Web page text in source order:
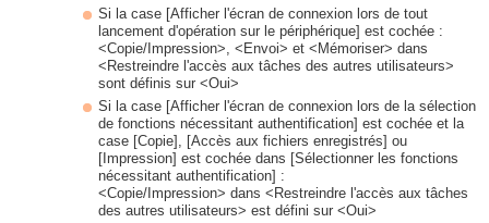
Si la case [Afficher l'écran de connexion lors de tout
lancement d'opération sur le périphérique] est cochée :
<Copie/Impression>, <Envoi> et <Mémoriser> dans
<Restreindre l'accès aux tâches des autres utilisateurs>
sont définis sur <Oui>
Si la case [Afficher l'écran de connexion lors de la sélection
de fonctions nécessitant authentification] est cochée et la
case [Copie], [Accès aux fichiers enregistrés] ou
[Impression] est cochée dans [Sélectionner les fonctions
nécessitant authentification] :
<Copie/Impression> dans <Restreindre l'accès aux tâches
des autres utilisateurs> est défini sur <Oui>